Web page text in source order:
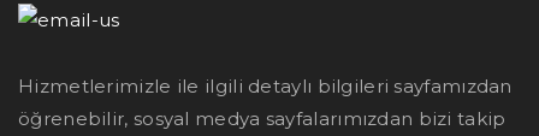
Hizmetlerimizle ile ilgili detaylı bilgileri sayfamızdan
öğrenebilir, sosyal medya sayfalarımızdan bizi takip